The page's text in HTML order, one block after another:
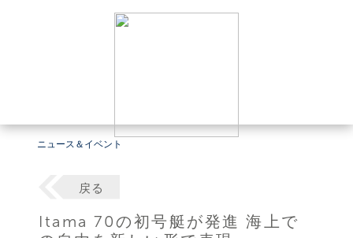
ニュース＆イベント
戻る
Itama 70の初号艇が発進 海上で